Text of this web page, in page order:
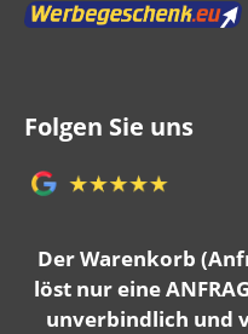
Folgen Sie uns
Der Warenkorb
löst nur eine
unverbindlich und